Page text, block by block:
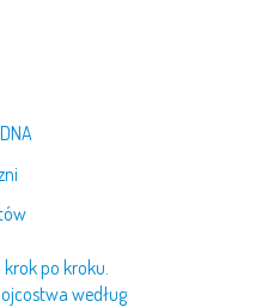
po kroku.
według